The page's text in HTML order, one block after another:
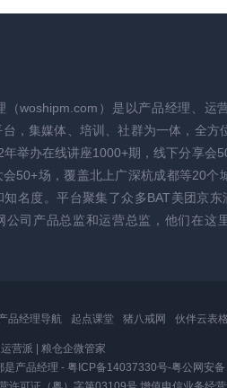
（woshipm.com）是以产品经理、运
，集媒体、培训、社群为一体，全方
举办在线讲座1000+期，线下分享会
50+场，覆盖北上广深杭成都等20个
名度。平台聚集了众多BAT美团京东
公司产品总监和运营总监，他们在这
品经理导航 起点课堂 猪八戒网 伙伴云表格
运营派
粮仓企微管家
产品经理 - 粤ICP备14037330号-粤公网安